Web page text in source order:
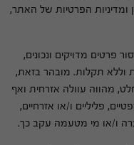
ומדיניות הפרטיות של האתר,
פרטים מדויקים ונכונים,
תקלות. מובהר בזאת,
מהווה עוולה אזרחית ואף
פליליים ו/או אזרחיים,
ו/או מי מטעמה עקב כך.